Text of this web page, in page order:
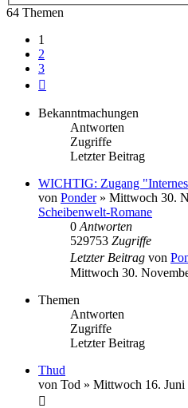
64 Themen
1
2
3
Bekanntmachungen
Antworten
Zugriffe
Letzter Beitrag
WICHTIG: Zugang
von Ponder» Mittwoch 30.
Scheibenwelt-Romane
0 Antworten
529753 Zugriffe
Letzter Beitrag von
Mittwoch 30.
Themen
Antworten
Zugriffe
Letzter Beitrag
Thud
von Tod » Mittwoch 16. Juni